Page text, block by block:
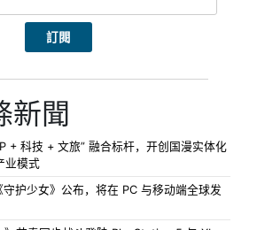
新聞
+ 科技 + 文旅” 融合标杆，开创国漫实体化
业模式
守护少女》公布，将在 PC 与移动端全球发